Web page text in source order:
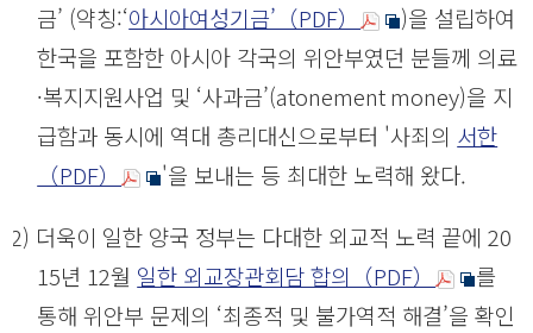
금’ (약칭:‘아시아여성기금’（PDF）
)을 설립하여
한국을 포함한 아시아 각국의 위안부였던 분들께 의료
·복지지원사업 및 ‘사과금’(atonement money)을 지
급함과 동시에 역대 총리대신으로부터 '사죄의 서한
（PDF）
'을 보내는 등 최대한 노력해 왔다.
(2) 더욱이 일한 양국 정부는 다대한 외교적 노력 끝에 20
15년 12월 일한 외교장관회담 합의（PDF）
를
통해 위안부 문제의 ‘최종적 및 불가역적 해결’을 확인